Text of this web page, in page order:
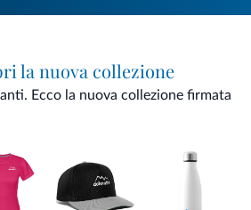
la nuova collezione
Ecco la nuova collezione firmata